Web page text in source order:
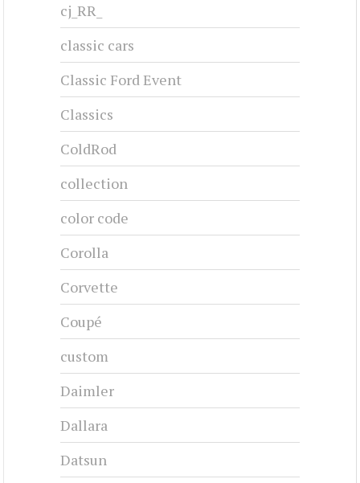
cj_RR_
classic cars
Classic Ford Event
Classics
ColdRod
collection
color code
Corolla
Corvette
Coupé
custom
Daimler
Dallara
Datsun